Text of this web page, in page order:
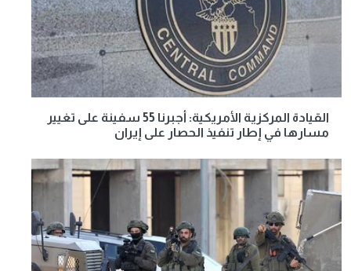
القيادة المركزية الأمريكية: أجبرنا 55 سفينة على تغيير
مسارها في إطار تنفيذ الحصار على إيران